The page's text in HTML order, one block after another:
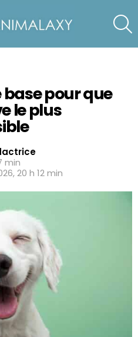
base pour que
le plus
min
20 h 12 min